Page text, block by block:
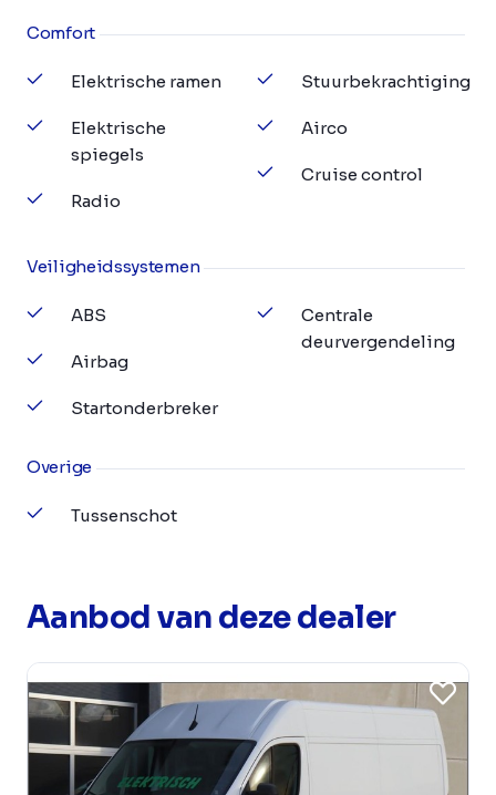
Comfort
Elektrische ramen
Elektrische
spiegels
Radio
Stuurbekrachtiging
Airco
Cruise control
Veiligheidssystemen
ABS
Airbag
Startonderbreker
Centrale
deurvergendeling
Overige
Tussenschot
Aanbod van deze dealer